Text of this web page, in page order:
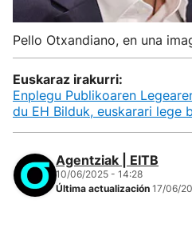
Pello Otxandiano, en una
Euskaraz irakurri:
Enplegu Publikoaren
du EH Bilduk, euskarari lege
Agentziak | EITB
10/06/2025 - 14:28
Última actualización 17/06/